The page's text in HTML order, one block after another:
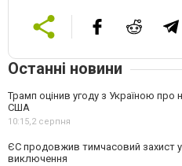
Останні новини
Трамп оцінив угоду з Україною
США
10:15,2 серпня
ЄС продовжив тимчасовий захист
виключення